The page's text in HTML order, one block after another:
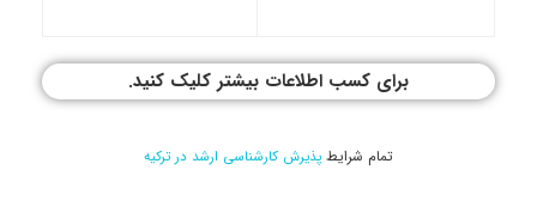
برای کسب اطلاعات بیشتر کلیک کنید.
تمام شرایط پذیرش کارشناسی ارشد در ترکیه